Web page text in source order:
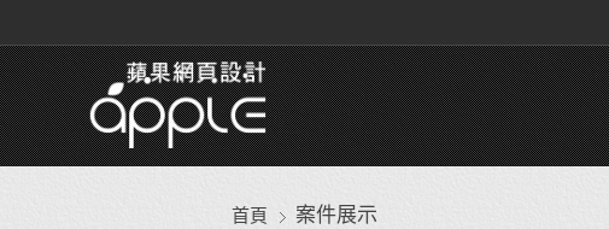
首頁 案件展示